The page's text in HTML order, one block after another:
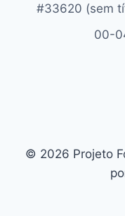
#33620 (sem
00-
© 2026 Projeto